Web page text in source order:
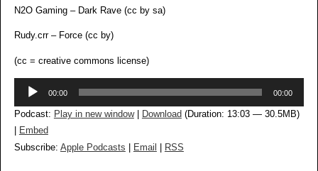
N2O Gaming – Dark Rave (cc by sa)
Rudy.crr – Force (cc by)
(cc = creative commons license)
Audio-
00:00 00:00
Podcast: Play in new window| Download (Duration: 13:03 — 30.5MB)
Embed
Subscribe: Apple Podcasts Email RSS